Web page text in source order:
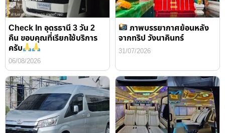
Check In อุดรธานี 3 วัน 2
คืน ขอบคุณที่เรียกใช้บริการ
ครับ
06/08/2026
ภาพบรรยากาศย้อนหลัง
จากทริป วังนาคินทร์
31/07/2026